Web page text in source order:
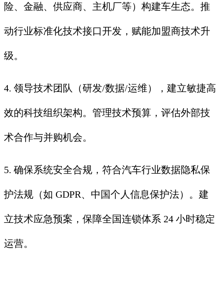
险、金融、供应商、主机厂等）构建车生态。推
动行业标准化技术接口开发，赋能加盟商技术升
级。
4. 领导技术团队（研发/数据/运维），建立敏捷高
效的科技组织架构。管理技术预算，评估外部技
术合作与并购机会。
5. 确保系统安全合规，符合汽车行业数据隐私保
护法规（如 GDPR、中国个人信息保护法）。建
立技术应急预案，保障全国连锁体系 24 小时稳定
运营。